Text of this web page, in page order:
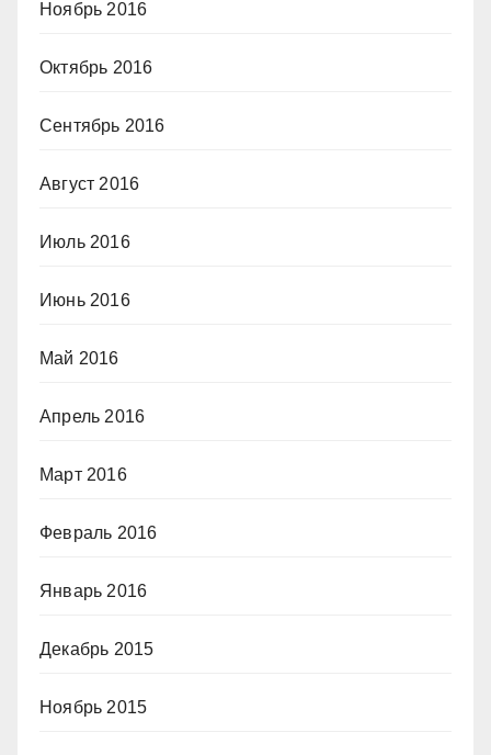
Ноябрь 2016
Октябрь 2016
Сентябрь 2016
Август 2016
Июль 2016
Июнь 2016
Май 2016
Апрель 2016
Март 2016
Февраль 2016
Январь 2016
Декабрь 2015
Ноябрь 2015